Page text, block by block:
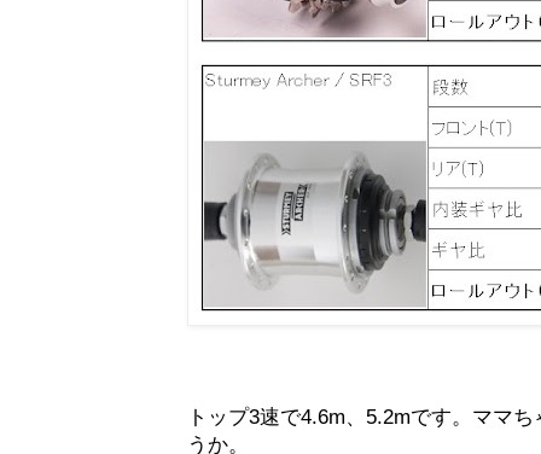
トップ3速で4.6m、5.2mです。ママ
うか。